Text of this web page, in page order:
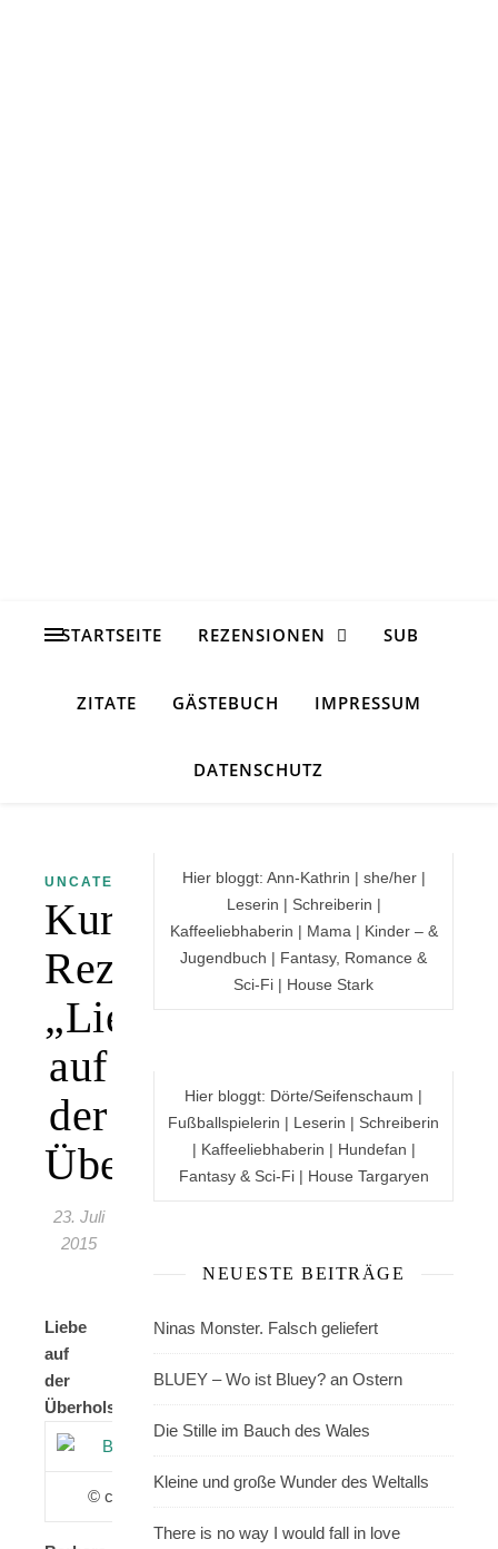
STARTSEITE REZENSIONEN SUB
ZITATE GÄSTEBUCH IMPRESSUM
DATENSCHUTZ
UNCATEGORIZED
Kurz-
Rezension
„Liebe
auf
der
Überholspur“
23. Juli
2015
Liebe
auf
der
Überholspur
© cristoph ruhland
Hier bloggt: Ann-Kathrin | she/her |
Leserin | Schreiberin |
Kaffeeliebhaberin | Mama | Kinder – &
Jugendbuch | Fantasy, Romance &
Sci-Fi | House Stark
Hier bloggt: Dörte/Seifenschaum |
Fußballspielerin | Leserin | Schreiberin
| Kaffeeliebhaberin | Hundefan |
Fantasy & Sci-Fi | House Targaryen
NEUESTE BEITRÄGE
Ninas Monster. Falsch geliefert
BLUEY – Wo ist Bluey? an Ostern
Die Stille im Bauch des Wales
Kleine und große Wunder des Weltalls
There is no way I would fall in love